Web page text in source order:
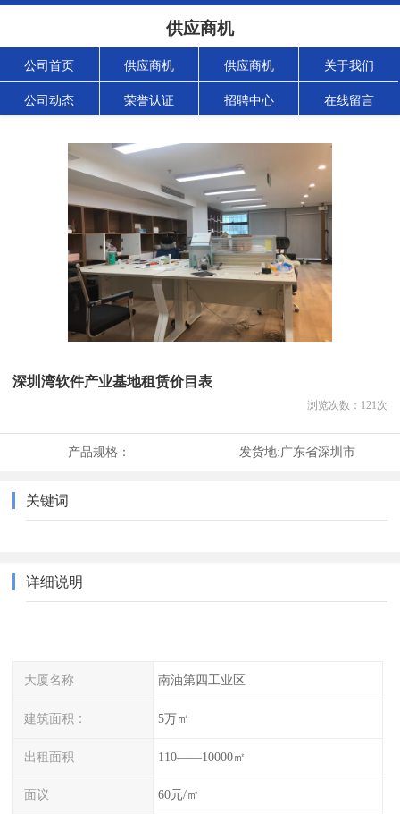
供应商机
公司首页 供应商机 供应商机 关于我们
公司动态 荣誉认证 招聘中心 在线留言
深圳湾软件产业基地租赁价目表
浏览次数： 121次
产品规格： 发货地:广东省深圳市
关键词
详细说明
大厦名称 南油第四工业区
建筑面积： 5万㎡
出租面积 110——10000㎡
面议 60元/㎡